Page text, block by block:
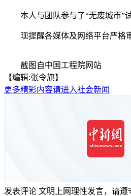
本人与团队参与了“无废城市”试
现提醒各媒体及网络平台严格审
截图自中国工程院网站
【编辑:张令旗】
更多精彩内容请进入社会新闻
发表评论 文明上网理性发言，请遵